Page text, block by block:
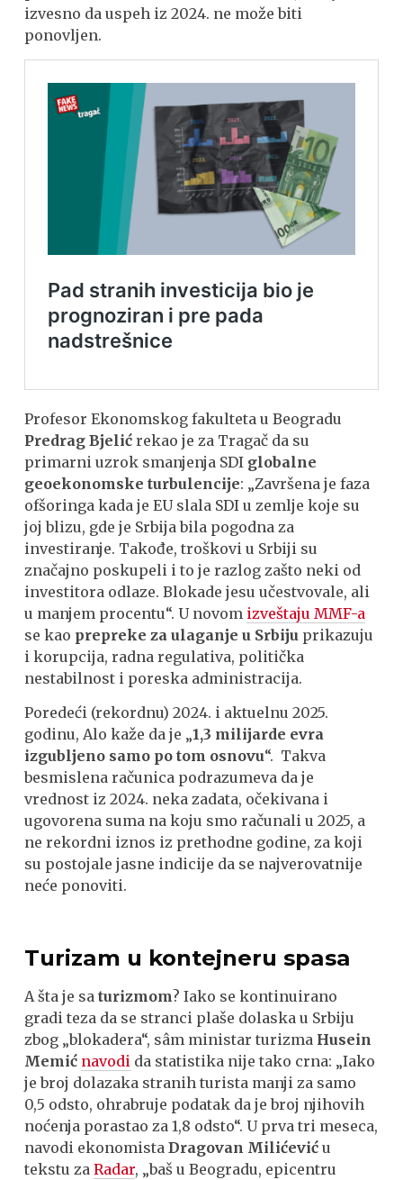
izvesno da uspeh iz 2024. ne može biti
ponovljen.
Profesor Ekonomskog fakulteta u Beogradu
Predrag Bjelić rekao je za Tragač da su
primarni uzrok smanjenja SDI globalne
geoekonomske turbulencije: „Završena je faza
ofšoringa kada je EU slala SDI u zemlje koje su
joj blizu, gde je Srbija bila pogodna za
investiranje. Takođe, troškovi u Srbiji su
značajno poskupeli i to je razlog zašto neki od
investitora odlaze. Blokade jesu učestvovale, ali
u manjem procentu“. U novom izveštaju MMF-a
se kao prepreke za ulaganje u Srbiju prikazuju
i korupcija, radna regulativa, politička
nestabilnost i poreska administracija.
Poredeći (rekordnu) 2024. i aktuelnu 2025.
godinu, Alo kaže da je „1,3 milijarde evra
izgubljeno samo po tom osnovu“. Takva
besmislena računica podrazumeva da je
vrednost iz 2024. neka zadata, očekivana i
ugovorena suma na koju smo računali u 2025, a
ne rekordni iznos iz prethodne godine, za koji
su postojale jasne indicije da se najverovatnije
neće ponoviti.
Turizam u kontejneru spasa
A šta je saturizmom? Iako se kontinuirano
gradi teza da se stranci plaše dolaska u Srbiju
zbog „blokadera“, sâm ministar turizma Husein
Memić navodi da statistika nije tako crna: „Iako
je broj dolazaka stranih turista manji za samo
0,5 odsto, ohrabruje podatak da je broj njihovih
noćenja porastao za 1,8 odsto“. U prva tri meseca,
navodi ekonomistaDragovan Milićević u
tekstu zaRadar, „baš u Beogradu, epicentru